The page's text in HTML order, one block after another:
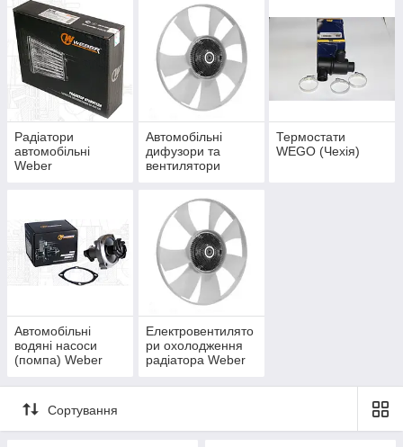
Радіатори
автомобільні
Weber
Автомобільні
дифузори та
вентилятори
Термостати
WEGO (Чехія)
Автомобільні
водяні насоси
(помпа) Weber
Електровентилято
ри охолодження
радіатора Weber
Сортування